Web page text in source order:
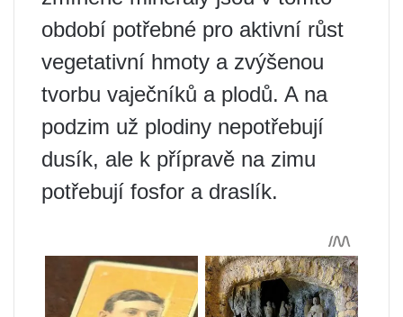
období potřebné pro aktivní růst
vegetativní hmoty a zvýšenou
tvorbu vaječníků a plodů. A na
podzim už plodiny nepotřebují
dusík, ale k přípravě na zimu
potřebují fosfor a draslík.